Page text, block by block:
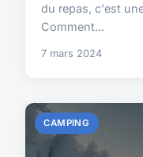
du repas, c'est
Comment...
7 mars 2024
CAMPING